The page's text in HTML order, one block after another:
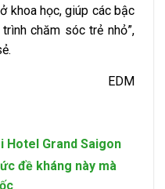
khoa học, giúp các bậc
chăm sóc trẻ nhỏ”,
EDM
Hotel Grand Saigon
đề kháng này mà